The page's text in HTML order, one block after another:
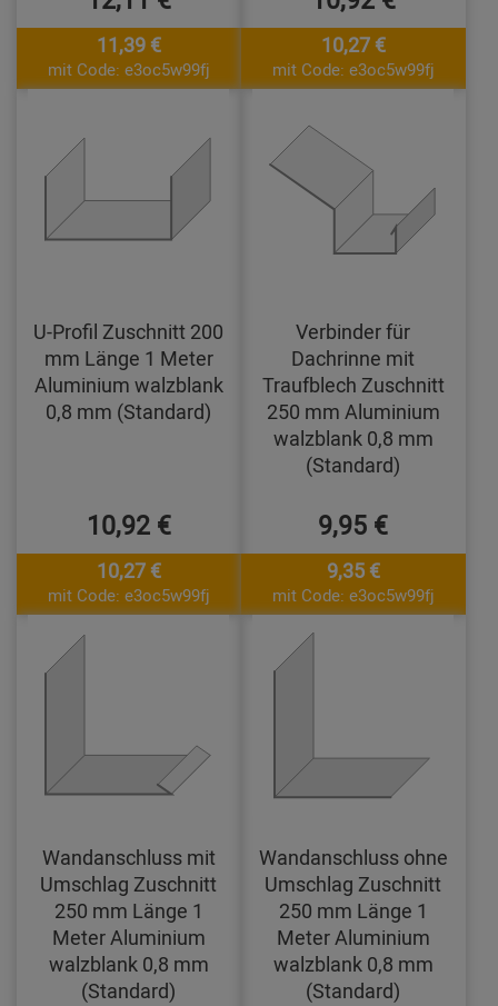
11,39 €
mit Code: e3oc5w99fj
10,27 €
mit Code: e3oc5w99fj
U-Profil Zuschnitt 200
mm Länge 1 Meter
Aluminium walzblank
0,8 mm (Standard)
10,92 €
10,27 €
mit Code: e3oc5w99fj
Verbinder für
Dachrinne mit
Traufblech Zuschnitt
250 mm Aluminium
walzblank 0,8 mm
(Standard)
9,95 €
9,35 €
mit Code: e3oc5w99fj
Wandanschluss mit
Umschlag Zuschnitt
250 mm Länge 1
Meter Aluminium
walzblank 0,8 mm
(Standard)
Wandanschluss ohne
Umschlag Zuschnitt
250 mm Länge 1
Meter Aluminium
walzblank 0,8 mm
(Standard)